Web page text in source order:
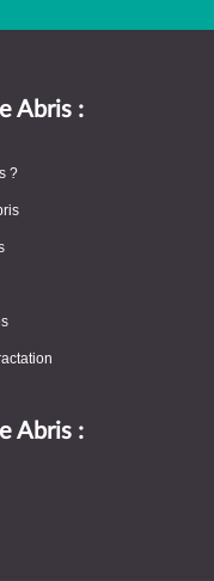
Abris :
?
Abris :